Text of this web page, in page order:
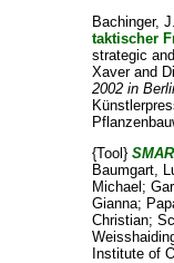
Bachinger, J.
taktischer
strategic
Xaverand
2002 in
{Tool}
Baumgart,
Michael ;
Gianna;
Christian;
Institute of